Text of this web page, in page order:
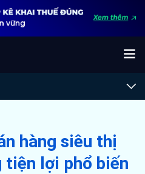
hàng siêu thị
tiện lợi phổ biến